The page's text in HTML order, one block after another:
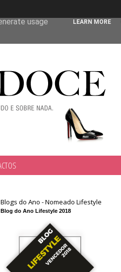
Blogs do Ano - Nomeado Lifestyle
Blog do Ano Lifestyle 2018
agent
usage
LEARN MORE